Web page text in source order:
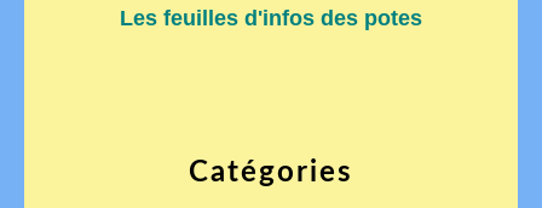
Catégories
Les feuilles d'infos des potes